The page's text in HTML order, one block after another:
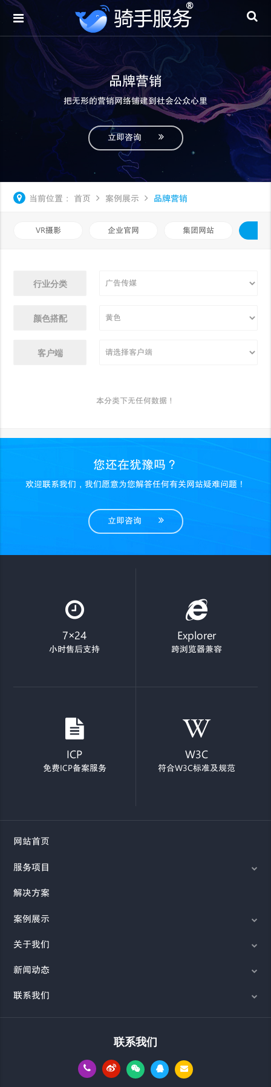
品牌营销
把无形的营销网络铺建到社会公众心里
立即咨询
当前位置： 首页 案例展示 品牌营销
VR摄影 企业官网 集团网站
行业分类
颜色搭配
客户端
本分类下无任何数据！
您还在犹豫吗？
欢迎联系我们，我们愿意为您解答任何有关网站疑难问题！
立即咨询
7×24
小时售后支持
Explorer
跨浏览器兼容
ICP
免费ICP备案服务
W3C
符合W3C标准及规范
网站首页
服务项目
解决方案
案例展示
关于我们
新闻动态
联系我们
联系我们